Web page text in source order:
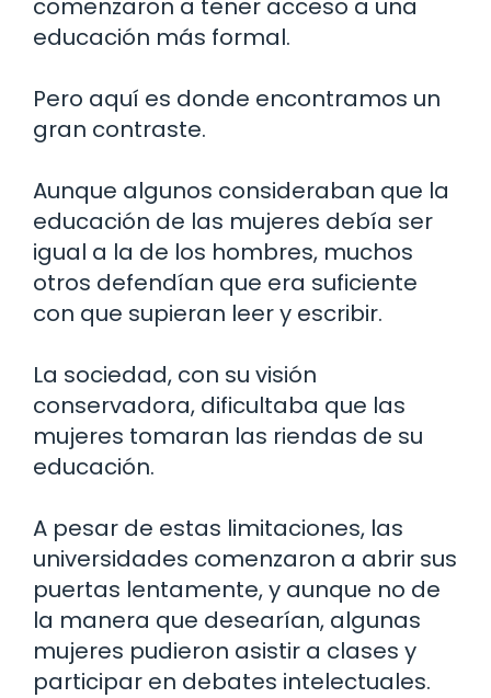
comenzaron a tener acceso a una
educación más formal.
Pero aquí es donde encontramos un
gran contraste.
Aunque algunos consideraban que la
educación de las mujeres debía ser
igual a la de los hombres, muchos
otros defendían que era suficiente
con que supieran leer y escribir.
La sociedad, con su visión
conservadora, dificultaba que las
mujeres tomaran las riendas de su
educación.
A pesar de estas limitaciones, las
universidades comenzaron a abrir sus
puertas lentamente, y aunque no de
la manera que desearían, algunas
mujeres pudieron asistir a clases y
participar en debates intelectuales.